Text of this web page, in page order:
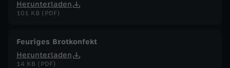
i
Herunterladen
101 KB (PDF)
Feuriges Brotkonfekt
Herunterladen
14 KB (PDF)